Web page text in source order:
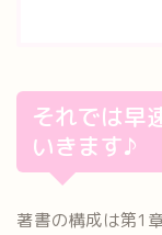
それでは早
いきます♪
著書の構成は第1